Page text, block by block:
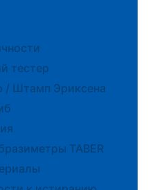
тестер
/ Штамп Эриксена
TABER